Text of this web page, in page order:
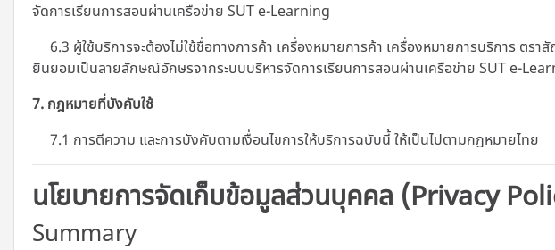
จัดการเรียนการสอนผ่านเครือข่าย SUT e-Learning
6.3 ผู้ใช้บริการจะต้องไม่ใช้ชื่อทางการค้า เครื่องหมายการค้า เครื่องหมายการบริการ ต
ยินยอมเป็นลายลักษณ์อักษรจากระบบบริหารจัดการเรียนการสอนผ่านเครือข่าย SUT e-
7. กฎหมายที่บังคับใช้
7.1 การตีความ และการบังคับตามเงื่อนไขการให้บริการฉบับนี้ ให้เป็นไปตามกฎหมายไทย
นโยบายการจัดเก็บข้อมูลส่วนบุคคล (Privacy
Summary